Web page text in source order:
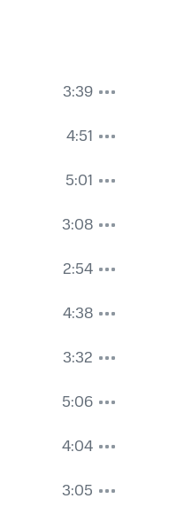
3:39
4:51
5:01
3:08
2:54
4:38
3:32
5:06
4:04
3:05